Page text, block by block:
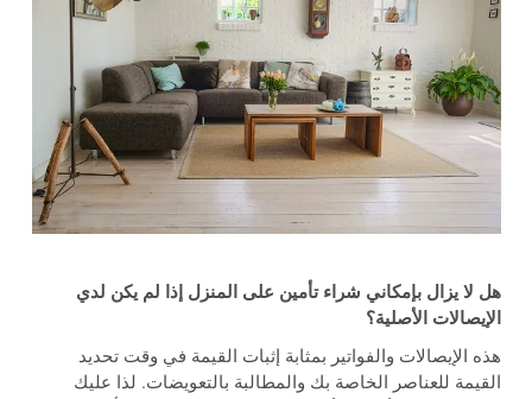
هل لا يزال بإمكاني شراء تأمين على المنزل إذا لم يكن لدي
الإيصالات الأصلية؟
هذه الإيصالات والفواتير بمثابة إثبات القيمة في وقت تحديد
القيمة للعناصر الخاصة بك والمطالبة بالتعويضات. لذا عليك